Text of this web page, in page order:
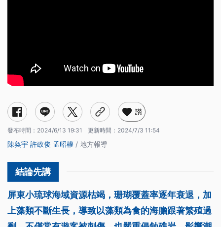
讚
發布時間： 2024/6/13 19:31 更新時間： 2024/7/3 11:54
陳奐宇 許政俊 孟昭權 / 地方報導
屏東小琉球海域資源枯竭，珊瑚覆蓋率逐年衰退，加
上藻類不斷生長，導致以藻類為食的海膽跟著繁殖過